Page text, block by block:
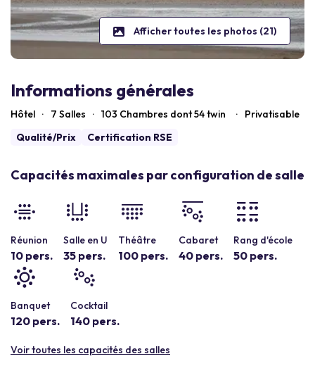
Afficher toutes les photos (21)
Informations générales
Hôtel · 7 Salles · 103 Chambres dont 54 twin ·
Privatisable
Qualité/Prix
Certification RSE
Capacités maximales par configuration de salle
Réunion
10 pers.
Salle en U
35 pers.
Théâtre
100 pers.
Cabaret
40 pers.
Rang d'école
50 pers.
Banquet
120 pers.
Cocktail
140 pers.
Voir toutes les capacités des salles